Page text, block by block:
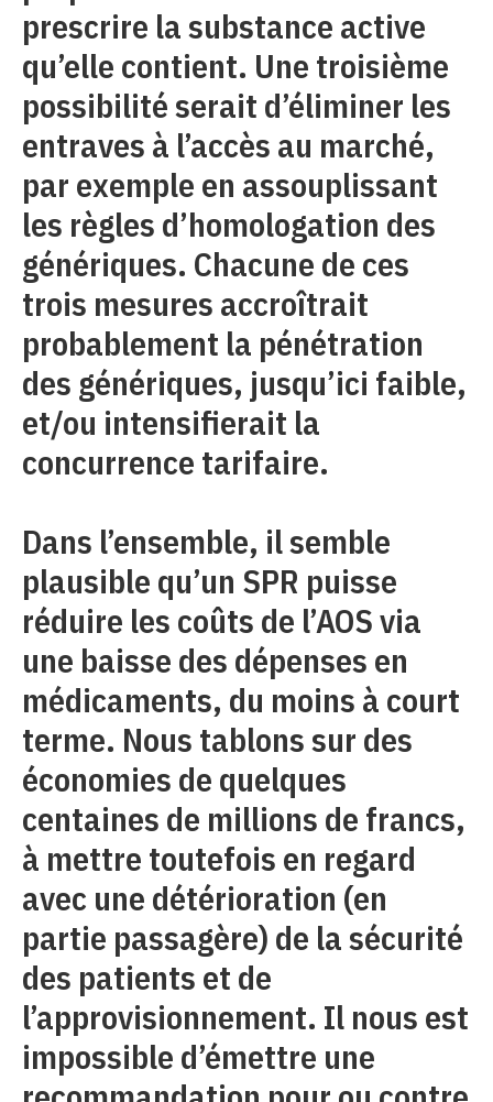
prescrire la substance active
qu’elle contient. Une troisième
possibilité serait d’éliminer les
entraves à l’accès au marché,
par exemple en assouplissant
les règles d’homologation des
génériques. Chacune de ces
trois mesures accroîtrait
probablement la pénétration
des génériques, jusqu’ici faible,
et/ou intensifierait la
concurrence tarifaire.
Dans l’ensemble, il semble
plausible qu’un SPR puisse
réduire les coûts de l’AOS via
une baisse des dépenses en
médicaments, du moins à court
terme. Nous tablons sur des
économies de quelques
centaines de millions de francs,
à mettre toutefois en regard
avec une détérioration (en
partie passagère) de la sécurité
des patients et de
l’approvisionnement. Il nous est
impossible d’émettre une